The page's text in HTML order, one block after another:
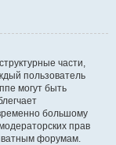
части,
пользователь
могут быть
большому
прав
форумам.